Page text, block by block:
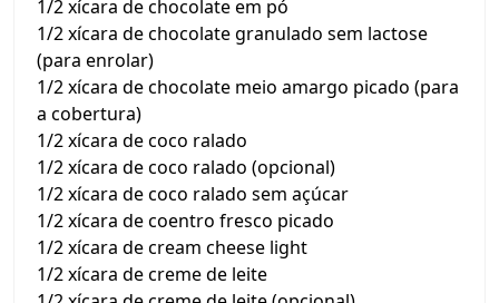
1/2 xícara de chocolate em pó
1/2 xícara de chocolate granulado sem lactose
(para enrolar)
1/2 xícara de chocolate meio amargo picado (para
a cobertura)
1/2 xícara de coco ralado
1/2 xícara de coco ralado (opcional)
1/2 xícara de coco ralado sem açúcar
1/2 xícara de coentro fresco picado
1/2 xícara de cream cheese light
1/2 xícara de creme de leite